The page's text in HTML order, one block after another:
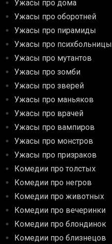
Ужасы про дома
Ужасы про оборотней
Ужасы про пирамиды
Ужасы про психбольницы
Ужасы про мутантов
Ужасы про зомби
Ужасы про зверей
Ужасы про маньяков
Ужасы про врачей
Ужасы про вампиров
Ужасы про монстров
Ужасы про призраков
Комедии про толстых
Комедии про негров
Комедии про животных
Комедии про вечеринки
Комедии про блондинок
Комедии про близнецов